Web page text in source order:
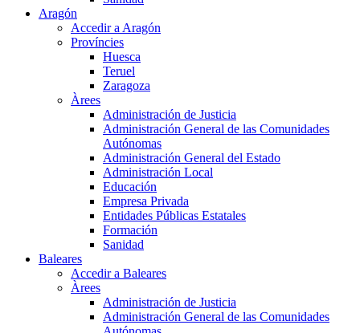
Aragón
Accedir a Aragón
Províncies
Huesca
Teruel
Zaragoza
Àrees
Administración de Justicia
Administración General de las Comunidades
Autónomas
Administración General del Estado
Administración Local
Educación
Empresa Privada
Entidades Públicas Estatales
Formación
Sanidad
Baleares
Accedir a Baleares
Àrees
Administración de Justicia
Administración General de las Comunidades